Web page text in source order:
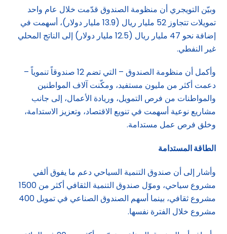
وبيّن التويجري أن منظومة الصندوق قدّمت خلال عام واحد
تمويلات تتجاوز 52 مليار ريال (13.9 مليار دولار)، أسهمت في
إضافة نحو 47 مليار ريال (12.5 مليار دولار) إلى الناتج المحلي
غير النفطي.
وأكمل أن منظومة الصندوق – التي تضم 12 صندوقاً تنموياً –
دعمت أكثر من مليون مستفيد، ومكّنت آلاف المواطنين
والمواطنات من فرص التمويل، وريادة الأعمال، إلى جانب
مشاريع نوعية أسهمت في تنويع الاقتصاد، وتعزيز الاستدامة،
وخلق فرص عمل مستدامة.
الطاقة المستدامة
وأشار إلى أن صندوق التنمية السياحي دعم ما يفوق ألفي
مشروع سياحي، وموّل صندوق التنمية الثقافي أكثر من 1500
مشروع ثقافي، بينما أسهم الصندوق الصناعي في تمويل 400
مشروع خلال الفترة نفسها.